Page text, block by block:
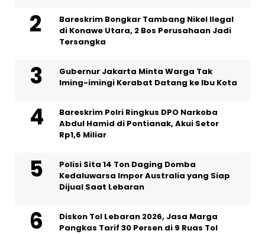
Bareskrim Bongkar Tambang Nikel Ilegal
di Konawe Utara, 2 Bos Perusahaan Jadi
Tersangka
Gubernur Jakarta Minta Warga Tak
Iming-imingi Kerabat Datang ke Ibu Kota
Bareskrim Polri Ringkus DPO Narkoba
Abdul Hamid di Pontianak, Akui Setor
Rp1,6 Miliar
Polisi Sita 14 Ton Daging Domba
Kedaluwarsa Impor Australia yang Siap
Dijual Saat Lebaran
Diskon Tol Lebaran 2026, Jasa Marga
Pangkas Tarif 30 Persen di 9 Ruas Tol